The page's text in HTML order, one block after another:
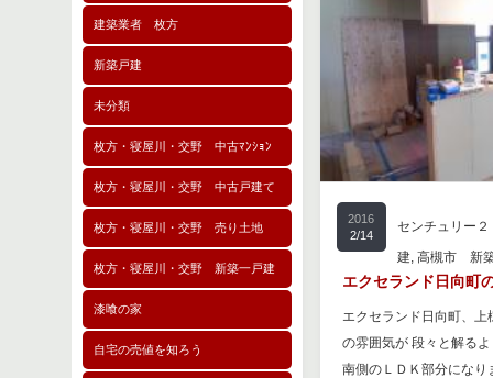
建築業者 枚方
新築戸建
未分類
枚方・寝屋川・交野 中古ﾏﾝｼｮﾝ
枚方・寝屋川・交野 中古戸建て
枚方・寝屋川・交野 売り土地
枚方・寝屋川・交野 新築一戸建
漆喰の家
自宅の売値を知ろう
2016
2/14
センチュリー
建, 高槻市 新
エクセランド日向町
エクセランド日向町、
の雰囲気が 段々と解る
南側のＬＤＫ部分にな